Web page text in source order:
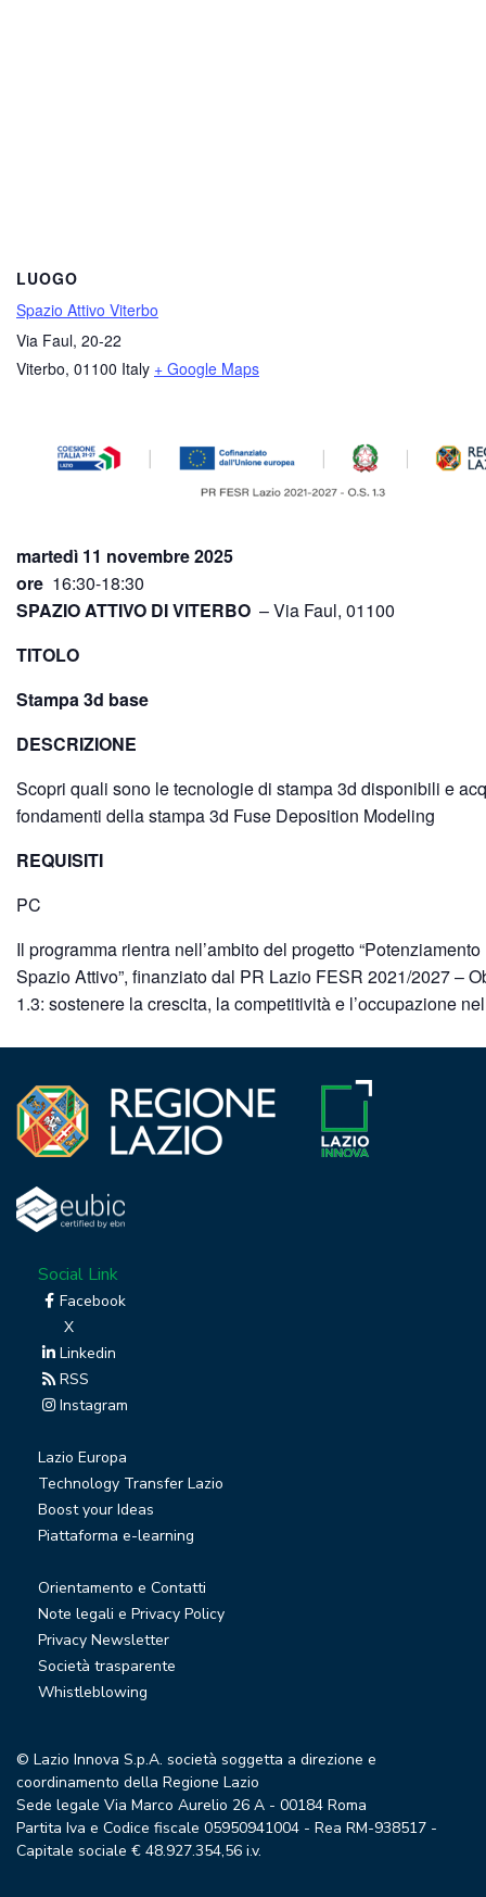
LUOGO
Spazio Attivo Viterbo
Via Faul, 20-22
Viterbo, 01100 Italy + Google Maps
martedì 11 novembre 2025
ore 16:30-18:30
SPAZIO ATTIVO DI VITERBO – Via Faul, 01100
TITOLO
Stampa 3d base
DESCRIZIONE
Scopri quali sono le tecnologie di stampa 3d disponibili e
fondamenti della stampa 3d Fuse Deposition Modeling
REQUISITI
PC
Il programma rientra nell’ambito del progetto
Spazio Attivo”, finanziato dal PR Lazio FESR 2021/2027 –
1.3: sostenere la crescita, la competitività e l’occupazione
Social Link
Facebook
X
Linkedin
RSS
Instagram
Lazio Europa
Technology Transfer Lazio
Boost your Ideas
Piattaforma e-learning
Orientamento e Contatti
Note legali e Privacy Policy
Privacy Newsletter
Società trasparente
Whistleblowing
© Lazio Innova S.p.A. società soggetta a direzione e
coordinamento della Regione Lazio
Sede legale Via Marco Aurelio 26 A - 00184 Roma
Partita Iva e Codice fiscale 05950941004 - Rea RM-938517 -
Capitale sociale € 48.927.354,56 i.v.